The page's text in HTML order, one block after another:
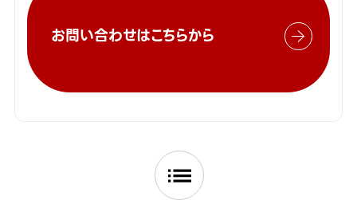
お問い合わせはこちらから